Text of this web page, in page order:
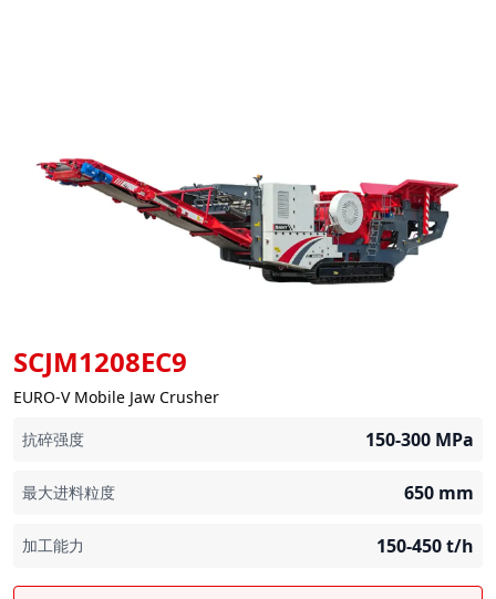
SCJM1208EC9
EURO-V Mobile Jaw Crusher
抗碎强度
150-300 MPa
最大进料粒度 650 mm
加工能力 150-450t/h